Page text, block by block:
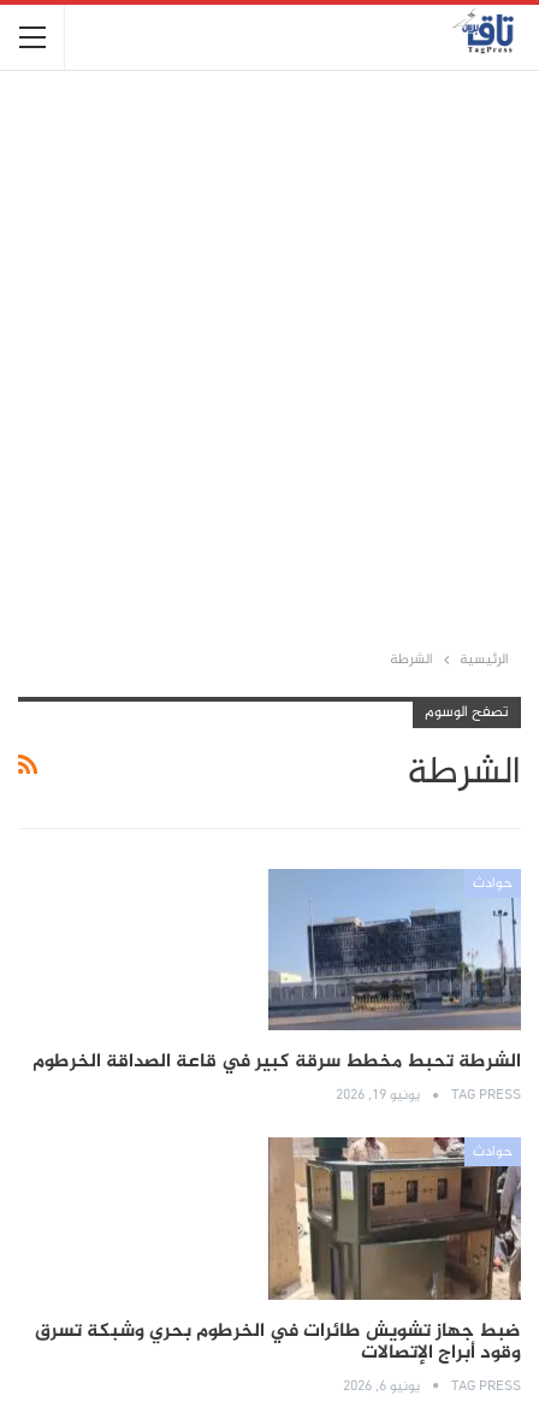
الرئيسية الشرطة
تصفح الوسوم
الشرطة
حوادث
الشرطة تحبط مخطط سرقة كبير في قاعة الصداقة الخرطوم
TAG PRESS يونيو 19, 2026
حوادث
ضبط جهاز تشويش طائرات في الخرطوم بحري وشبكة تسرق
وقود أبراج الإتصالات
TAG PRESS يونيو 6, 2026